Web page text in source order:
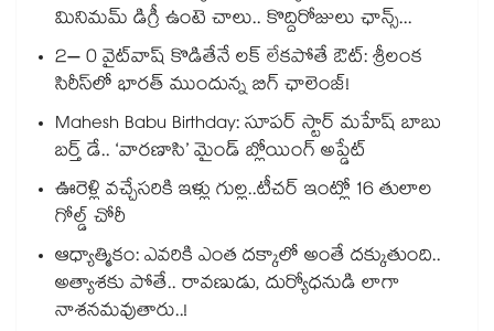
మినిమమ్ డిగ్రీ ఉంటె చాలు.. కొద్దిరోజులు ఛాన్స్...
2– 0 వైట్‌వాష్ కొడితేనే లక్ లేకపోతే ఔట్: శ్రీలంక
సిరీస్‌లో భారత్ ముందున్న బిగ్ ఛాలెంజ్!
Mahesh Babu Birthday: సూపర్ స్టార్ మహేష్ బాబు
బర్త్ డే.. ‘వారణాసి’ మైండ్ బ్లోయింగ్ అప్డేట్
ఊరెళ్లి వచ్చేసరికి ఇళ్లు గుల్ల..టీచర్ ఇంట్లో 16 తులాల
గోల్డ్ చోరీ
ఆధ్యాత్మికం: ఎవరికి ఎంత దక్కాలో అంతే దక్కుతుంది..
అత్యాశకు పోతే.. రావణుడు, దుర్యోధనుడి లాగా
నాశనమవుతారు..!